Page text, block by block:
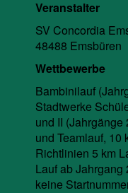
Veranstalter
SV Concordia
48488 Emsbüren
Wettbewerbe
Bambinilauf
Stadtwerke
und II
und Teamlauf, 10
Richtlinien 5 km
Lauf ab Jahrgang
keine